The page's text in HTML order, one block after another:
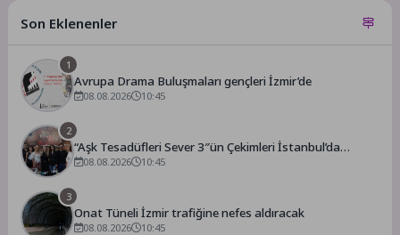
Son Eklenenler
1
Avrupa Drama Buluşmaları gençleri İzmir’de
08.08.2026 10:45
2
“Aşk Tesadüfleri Sever 3″ün Çekimleri İstanbul’da
Tamamlandı!
08.08.2026 10:45
3
Onat Tüneli İzmir trafiğine nefes aldıracak
08.08.2026 10:45